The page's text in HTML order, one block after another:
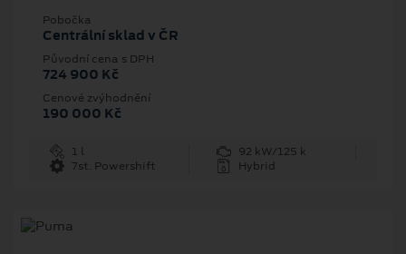
Pobočka
Centrální sklad v ČR
Původní cena s DPH
724 900 Kč
Cenové zvýhodnění
190 000 Kč
1 l
92 kW/125 k
7st. Powershift
Hybrid